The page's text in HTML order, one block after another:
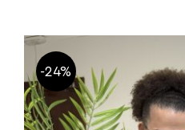
-24%